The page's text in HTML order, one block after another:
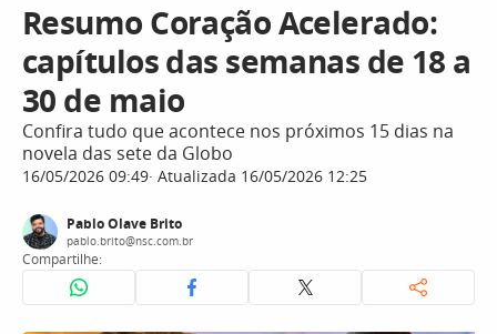
Resumo Coração Acelerado:
capítulos das semanas de 18 a
30 de maio
Confira tudo que acontece nos próximos 15 dias na
novela das sete da Globo
16/05/2026 09:49 Atualizada 16/05/2026 12:25
Pablo Olave Brito
pablo.brito@nsc.com.br
Compartilhe: